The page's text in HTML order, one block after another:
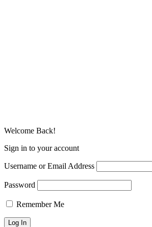
Welcome Back!
Sign in to your account
Username or Email Address
Password
Remember Me